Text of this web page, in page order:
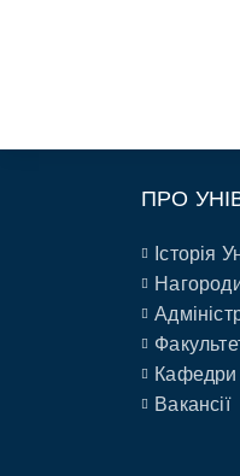
ПРО
Історія
Кафедри
Вакансії